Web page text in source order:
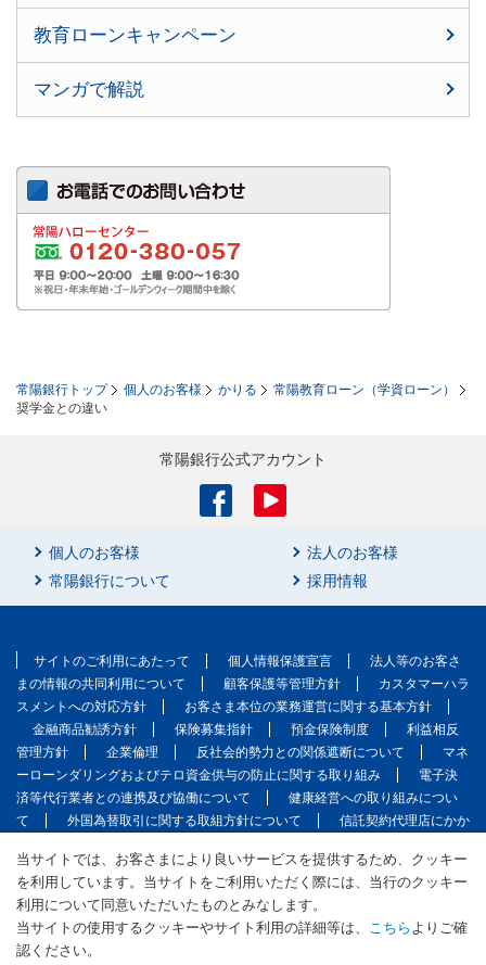
教育ローンキャンペーン
マンガで解説
常陽銀行トップ 個人のお客様 かりる
常陽教育ローン（学資ローン）
奨学金との違い
個人のお客様
法人のお客様
常陽銀行について
採用情報
常陽銀行公式アカウント
サイトのご利用にあたって 個人情報保護宣言
法人等のお客さ
まの情報の共同利用について
顧客保護等管理方針
カスタマーハラ
スメントへの対応方針
お客さま本位の業務運営に関する基本方針
金融商品勧誘方針
保険募集指針 預金保険制度
利益相反
管理方針
企業倫理 反社会的勢力との関係遮断について
マネ
ーローンダリングおよびテロ資金供与の防止に関する取り組み
電子決
済等代行業者との連携及び協働について
健康経営への取り組みについ
て
外国為替取引に関する取組方針について
信託契約代理店にかか
針
サイトマップ English
（株）常陽銀行 本店所在地：茨城県水戸市南町2丁目5番5号
登録金融機関 関東財務局長（登金）第45号 加入協会：日本証券業協会／
当サイトでは、お客さまにより良いサービスを提供するため、クッキー
を利用しています。当サイトをご利用いただく際には、当行のクッキー
利用について同意いただいたものとみなします。
当サイトの使用するクッキーやサイト利用の詳細等は、 こちら よりご確
認ください。